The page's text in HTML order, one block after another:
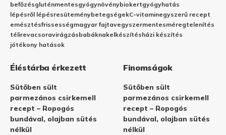
befőzésgluténmentesgyógynövénybiokertgyógyhatás
lépésről lépésresüteménybetegségekC-vitaminegyszerű recept
emésztésfrissességmagyar fajtavegyszermentesméregtelenítés
télirevacsoravirágzásbabáknakelkészítésházi készítés
jótékony hatások
Éléstárba érkezett
Sütőben sült
parmezános csirkemell
recept – Ropogós
bundával, olajban sütés
nélkül
Finomságok
Sütőben sült
parmezános csirkemell
recept – Ropogós
bundával, olajban sütés
nélkül